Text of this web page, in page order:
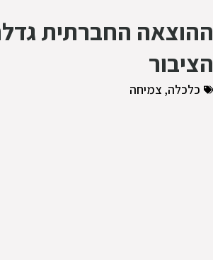
ההוצאה החברתית
הציבור
כלכלה, צמיחה